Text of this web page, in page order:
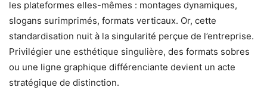
les plateformes elles-mêmes : montages dynamiques,
slogans surimprimés, formats verticaux. Or, cette
standardisation nuit à la singularité perçue de l’entreprise.
Privilégier une esthétique singulière, des formats sobres
ou une ligne graphique différenciante devient un acte
stratégique de distinction.